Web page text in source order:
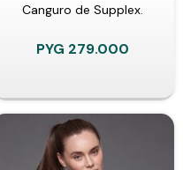
Canguro de Supplex.
PYG 279.000